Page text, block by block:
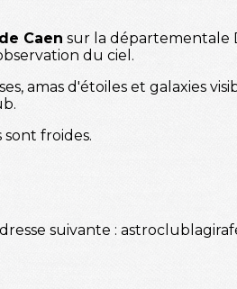
Caen sur la départementale
du ciel.
amas d'étoiles et galaxies
sont froides.
suivante :